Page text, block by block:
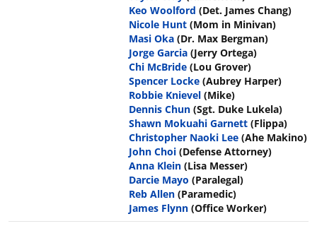
Keo Woolford (Det. James Chang)
Nicole Hunt (Mom in Minivan)
Masi Oka (Dr. Max Bergman)
Jorge Garcia (Jerry Ortega)
Chi McBride (Lou Grover)
Spencer Locke (Aubrey Harper)
Robbie Knievel (Mike)
Dennis Chun (Sgt. Duke Lukela)
Shawn Mokuahi Garnett (Flippa)
Christopher Naoki Lee (Ahe Makino)
John Choi (Defense Attorney)
Anna Klein (Lisa Messer)
Darcie Mayo (Paralegal)
Reb Allen (Paramedic)
James Flynn (Office Worker)